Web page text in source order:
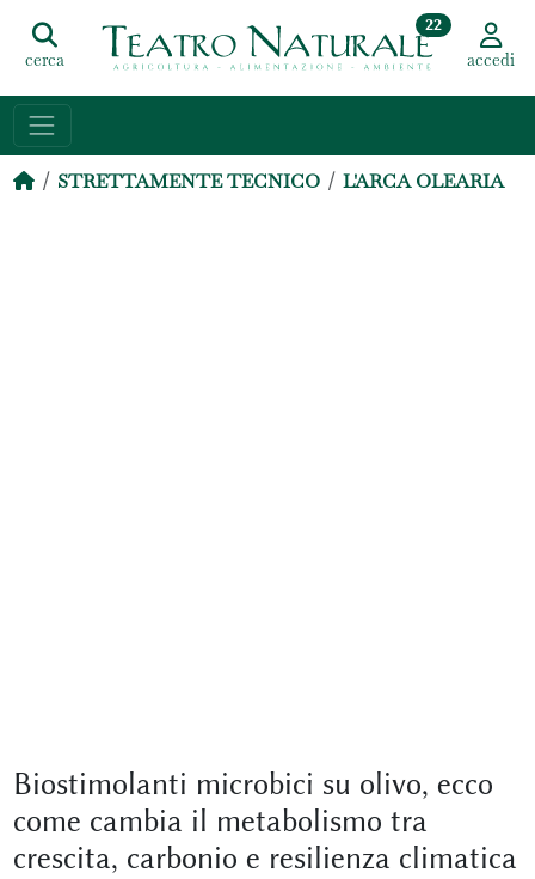
cerca
22
accedi
STRETTAMENTE TECNICO L'ARCA OLEARIA
Biostimolanti microbici su olivo, ecco
come cambia il metabolismo tra
crescita, carbonio e resilienza climatica